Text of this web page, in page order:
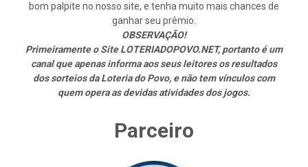
bom palpite no nosso site, e tenha muito mais chances de
ganhar seu prêmio.
OBSERVAÇÃO!
Primeiramente o Site LOTERIADOPOVO.NET, portanto é um
canal que apenas informa aos seus leitores os resultados
dos sorteios da Loteria do Povo, e não tem vínculos com
quem opera as devidas atividades dos jogos.
Parceiro